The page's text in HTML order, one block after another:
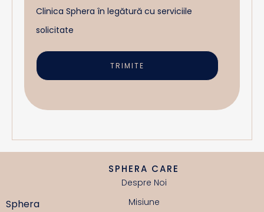
Clinica Sphera în legătură cu serviciile
solicitate
TRIMITE
Sphera
SPHERA CARE
Despre Noi
Misiune